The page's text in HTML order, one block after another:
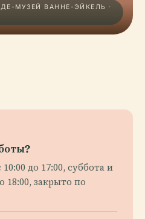
МУЗЕЙ ВАННЕ-ЭЙКЕЛЬ ·
до 17:00, суббота и
18:00, закрыто по